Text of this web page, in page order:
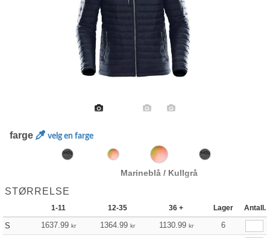
farge velg en farge
Marineblå / Kullgrå
STØRRELSE
1-11 12-35 36 + Lager Antall.
S 1637.99 kr 1364.99 kr 1130.99 kr
6